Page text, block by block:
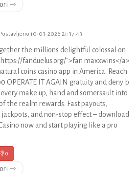
⇾
Postavljeno 10-03-2026 21:37:43
the millions delightful colossal on
fanduelus.org/">fan maxxwins</a>
coins casino app in America. Reach
OPERATE IT AGAIN gratuity and deny b
make up, hand and somersault into
the realm rewards. Fast payouts,
jackpots, and non-stop effect – download
now and start playing like a pro
0
⇾